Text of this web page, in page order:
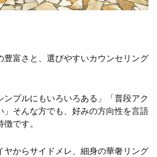
豊富さと、選びやすいカウンセリング
ンプルにもいろいろある」「普段アク
」そんな方でも、好みの方向性を言語
です。
ヤからサイドメレ、細身の華奢リング